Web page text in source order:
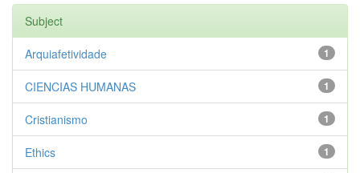
Subject
1
Arquiafetividade
1
CIENCIAS HUMANAS
1
Cristianismo
1
Ethics